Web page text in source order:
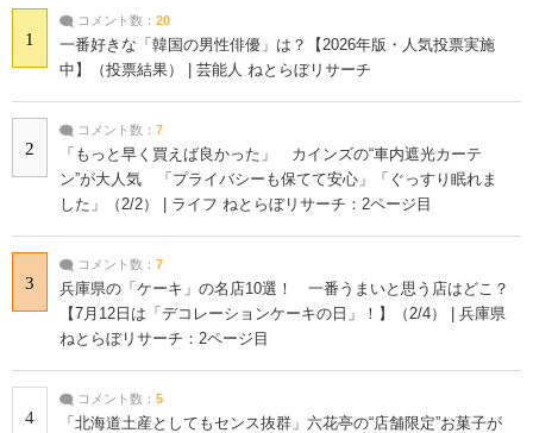
1
コメント数： 20
一番好きな「韓国の男性俳優」は？【2026年版・人気投票実施
中】（投票結果） | 芸能人 ねとらぼリサーチ
2
コメント数： 7
「もっと早く買えば良かった」 カインズの“車内遮光カーテ
ン”が大人気 「プライバシーも保てて安心」「ぐっすり眠れま
した」（2/2） | ライフ ねとらぼリサーチ：2ページ目
3
コメント数： 7
兵庫県の「ケーキ」の名店10選！ 一番うまいと思う店はどこ？
【7月12日は「デコレーションケーキの日」！】（2/4） | 兵庫県
ねとらぼリサーチ：2ページ目
4
コメント数： 5
「北海道土産としてもセンス抜群」六花亭の“店舗限定”お菓子が